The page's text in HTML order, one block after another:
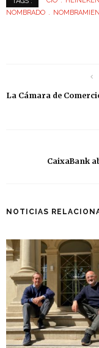
NOMBRADO
La Cámara de
CaixaBank
NOTICIAS